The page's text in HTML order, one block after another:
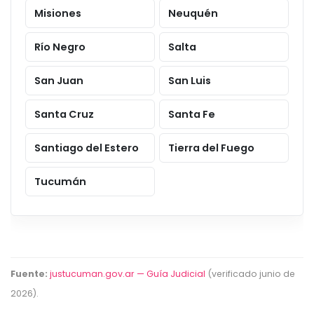
Misiones Neuquén
Río Negro Salta
San Juan San Luis
Santa Cruz Santa Fe
Santiago del Estero Tierra del Fuego
Tucumán
Fuente: justucuman.gov.ar — Guía Judicial (verificado junio de
2026).